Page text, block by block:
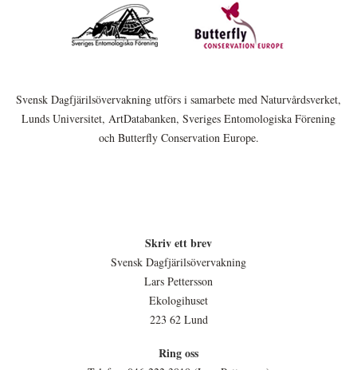
Svensk Dagfjärilsövervakning utförs i samarbete med Naturvårdsverket,
Lunds Universitet, ArtDatabanken, Sveriges Entomologiska Förening
och Butterfly Conservation Europe.
Skriv ett brev
Svensk Dagfjärilsövervakning
Lars Pettersson
Ekologihuset
223 62 Lund
Ring oss